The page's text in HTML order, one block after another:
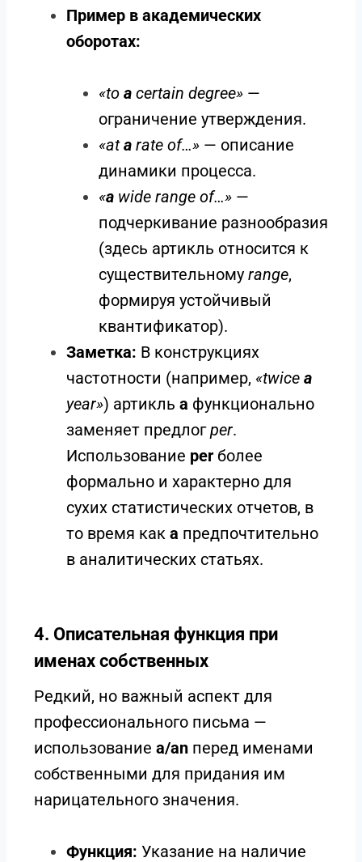
Пример в академических
оборотах:
«to a certain degree» —
ограничение утверждения.
«ata rate of…» — описание
динамики процесса.
«a wide range of…» —
подчеркивание разнообразия
(здесь артикль относится к
существительному range,
формируя устойчивый
квантификатор).
Заметка: В конструкциях
частотности (например, «twice a
year») артикль a функционально
заменяет предлогper.
Использование per более
формально и характерно для
сухих статистических отчетов, в
то время как a предпочтительно
в аналитических статьях.
4. Описательная функция при
именах собственных
Редкий, но важный аспект для
профессионального письма —
использование a/an перед именами
собственными для придания им
нарицательного значения.
Функция: Указание на наличие